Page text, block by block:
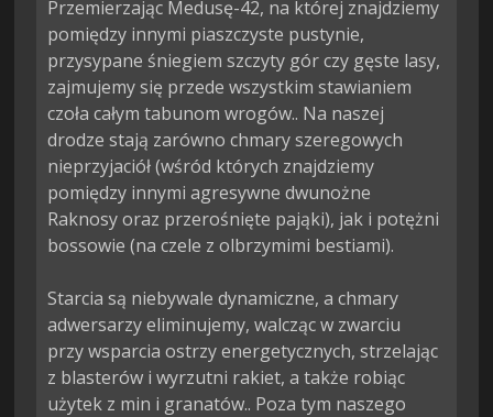
Przemierzając Medusę-42, na której znajdziemy
pomiędzy innymi piaszczyste pustynie,
przysypane śniegiem szczyty gór czy gęste lasy,
zajmujemy się przede wszystkim stawianiem
czoła całym tabunom wrogów.. Na naszej
drodze stają zarówno chmary szeregowych
nieprzyjaciół (wśród których znajdziemy
pomiędzy innymi agresywne dwunożne
Raknosy oraz przerośnięte pająki), jak i potężni
bossowie (na czele z olbrzymimi bestiami).
Starcia są niebywale dynamiczne, a chmary
adwersarzy eliminujemy, walcząc w zwarciu
przy wsparcia ostrzy energetycznych, strzelając
z blasterów i wyrzutni rakiet, a także robiąc
użytek z min i granatów.. Poza tym naszego